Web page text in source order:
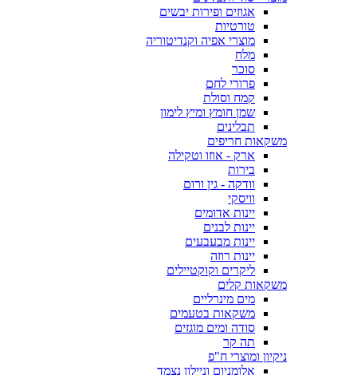
אגוזים ופירות יבשים
טורטיות
מוצרי אפיה וקנדיטוריה
מלח
סוכר
פרורי לחם
קמח וסולת
שמן חומץ ומיץ לימון
תבלינים
משקאות חריפים
ארק - אוזו וטקילה
בירות
וודקה - גין ורום
וויסקי
יינות אדומים
יינות לבנים
יינות מבעבעים
יינות רוזה
ליקרים וקוקטיילים
משקאות קלים
מים מינרליים
משקאות בטעמים
סודה ומים מוגזים
תה קר
ניקיון ומוצרי ח"פ
אלומניום וניילון נצמד